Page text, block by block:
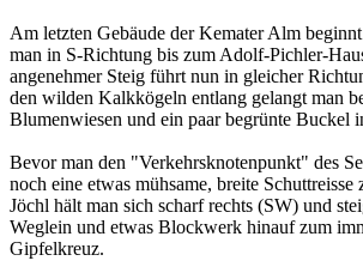
Am letzten Gebäude der Kemater Alm
man in S-Richtung bis zum Adolf-Pichler-
angenehmer Steig führt nun in gleicher
den wilden Kalkkögeln entlang gelangt man
Blumenwiesen und ein paar begrünte Buckel
Bevor man den "Verkehrsknotenpunkt" des
noch eine etwas mühsame, breite
Jöchl hält man sich scharf rechts (SW) und
Weglein und etwas Blockwerk hinauf zum
Gipfelkreuz.